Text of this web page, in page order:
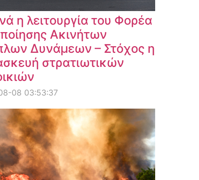
η λειτουργία του Φορέα
Ακινήτων
Δυνάμεων – Στόχος η
στρατιωτικών
08 03:53:37